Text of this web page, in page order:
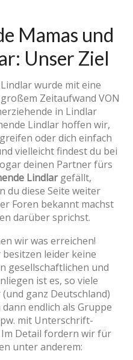
Mamas und
Unser Ziel
wurde mit eine
Zeitaufwand VON
in Lindlar
Lindlar hoffen wir,
oder dich einfach
vielleicht findest du bei
deinen Partner fürs
Lindlargefällt,
du diese Seite weiter
Foren bekannt machst
darüber sprichst.
wir was erreichen!
leider keine
gesellschaftlichen und
ist es, so viele
ganz Deutschland)
endlich als Gruppe
mit Unterschrift-
Detail fordern wir für
unter anderem: